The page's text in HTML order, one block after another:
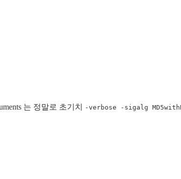
는 정말로 초기치 -verbose -sigalg